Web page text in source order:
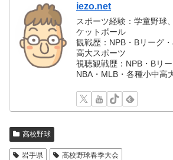
iezo.net
スポーツ経験：学童野球
ケットボール
観戦歴：NPB・Bリーグ
高大スポーツ
視聴観戦歴：NPB・Bリ
NBA・MLB・各種小中高
高校野球
岩手県 高校野球春季大会